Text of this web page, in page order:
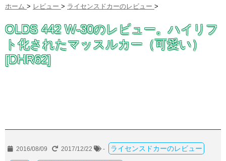
ホーム > レビュー > ライセンスドカーのレビュー >
OLDS 442 W-30のレビュー。ハイリフ
ト化されたマッスルカー（可愛い）
[DHR62]
2016/08/09 2017/12/22 - ライセンスドカーのレビュー